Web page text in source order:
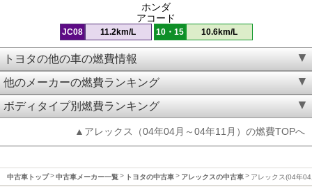
ホンダ
アコード
JC08 11.2km/L 10・15 10.6km/L
トヨタの他の車の燃費情報
他のメーカーの燃費ランキング
ボディタイプ別燃費ランキング
▲アレックス（04年04月～04年11月）の燃費TOPへ
中古車トップ 中古車メーカー一覧 トヨタの中古車 アレックスの中古車 アレックス(04年